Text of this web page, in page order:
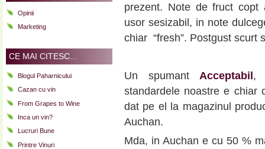
Opinii
Marketing
CE MAI CITESC...
Blogul Paharnicului
Cazan cu vin
From Grapes to Wine
Inca un vin?
Lucruri Bune
Printre Vinuri
prezent. Note de fruct copt
usor sesizabil, in note
chiar “fresh”. Postgust scurt
Un spumant Acceptabil,
standardele noastre e
dat pe el la magazinul
Auchan.
Mda, in Auchan e cu 50 %